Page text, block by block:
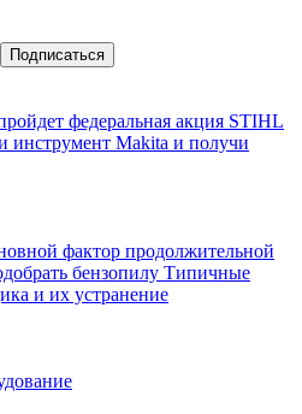
Подписаться
федеральная акция STIHL
инструмент Makita и получи
фактор продолжительной
бензопилу Типичные
и их устранение